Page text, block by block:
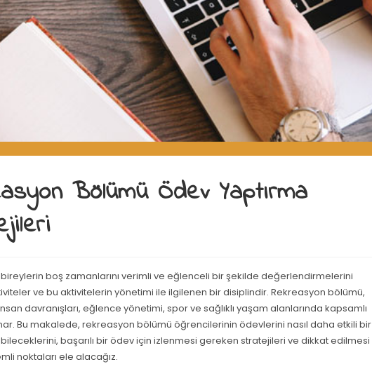
Bölümü Ödev Yaptırma
boş zamanlarını verimli ve eğlenceli bir şekilde değerlendirmelerini
ve bu aktivitelerin yönetimi ile ilgilenen bir disiplindir. Rekreasyon bölümü,
davranışları, eğlence yönetimi, spor ve sağlıklı yaşam alanlarında kapsamlı
Bu makalede, rekreasyon bölümü öğrencilerinin ödevlerini nasıl daha etkili bir
başarılı bir ödev için izlenmesi gereken stratejileri ve dikkat edilmesi
noktaları ele alacağız.